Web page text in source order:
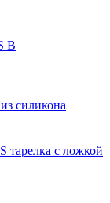
В
силикона
с ложкой